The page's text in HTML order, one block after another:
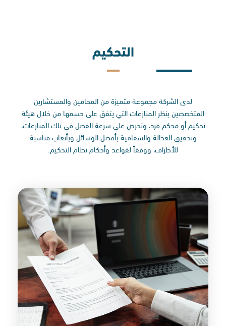
التحكيم
لدى الشركة مجموعة متميزة من المحامين والمستشارين
المتخصصين بنظر المنازعات التي يتفق على حسمها من خلال هيئة
تحكيم أو محكم فرد، وتحرص على سرعة الفصل في تلك المنازعات،
وتحقيق العدالة والشفافية بأفضل الوسائل وبأتعاب مناسبة
للأطراف، ووفقاً لقواعد وأحكام نظام التحكيم.